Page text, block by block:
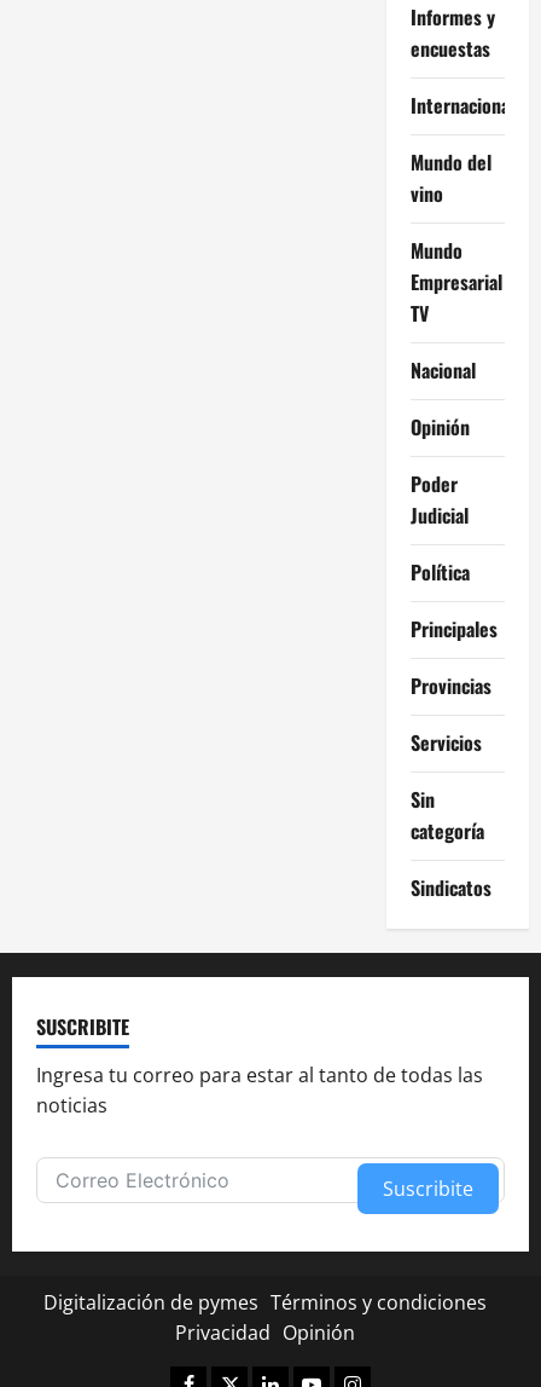
Informes y
encuestas
Internacional
Mundo del
vino
Mundo
Empresarial
TV
Nacional
Opinión
Poder
Judicial
Política
Principales
Provincias
Servicios
Sin
categoría
Sindicatos
SUSCRIBITE
Ingresa tu correo para estar al tanto de todas las
noticias
Suscribite
Digitalización de pymes Términos y condiciones
Privacidad Opinión
Facebook
TwitterLinkedinYoutubeInstagram